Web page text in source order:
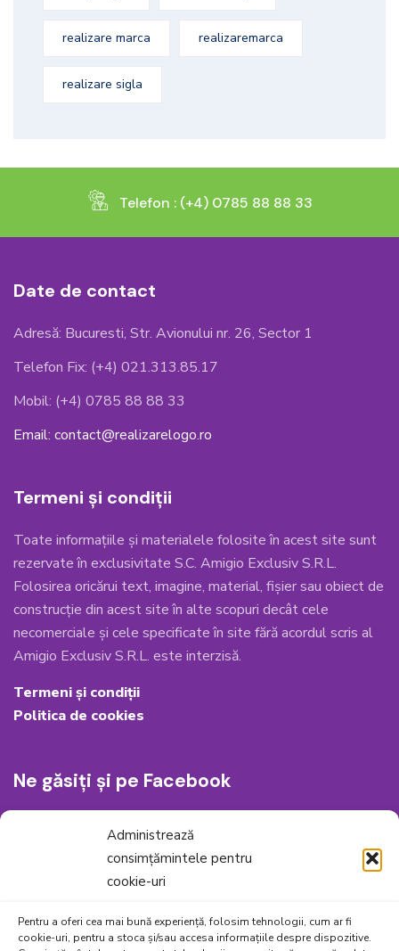
Administrează
consimțămintele pentru
cookie-uri
Pentru a oferi cea mai bună experiență, folosim tehnologii, cum ar fi
cookie-uri, pentru a stoca și/sau accesa informațiile despre dispozitive.
realizare marca realizaremarca
realizare sigla
Telefon : (+4) 0785 88 88 33
Date de contact
Adresă: Bucuresti, Str. Avionului nr. 26, Sector 1
Telefon Fix: (+4) 021.313.85.17
Mobil: (+4) 0785 88 88 33
Email: contact@realizarelogo.ro
Termeni și condiții
Toate informațiile și materialele folosite în acest site sunt
rezervate în exclusivitate S.C. Amigio Exclusiv S.R.L.
Folosirea oricărui text, imagine, material, fișier sau obiect de
construcție din acest site în alte scopuri decât cele
necomerciale și cele specificate în site fără acordul scris al
Amigio Exclusiv S.R.L. este interzisă.
Termeni și condiții
Politica de cookies
Ne găsiți și pe Facebook